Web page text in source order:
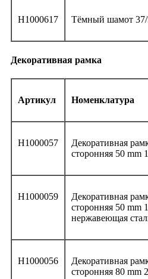
H1000617 Тёмный шамот
Декоративная рамка
Артикул Номенклатура
H1000057
Декоративная
сторонняя 50 mm
H1000059
Декоративная
сторонняя 50 mm
нержавеющая
H1000056
Декоративная
сторонняя 80 mm